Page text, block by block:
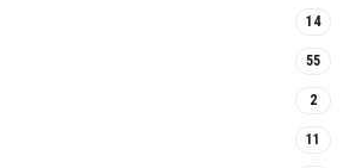
14
55
2
11